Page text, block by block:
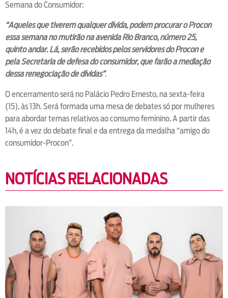
Semana do Consumidor:
“Aqueles que tiverem qualquer dívida, podem procurar o Procon
essa semana no mutirão na avenida Rio Branco, número 25,
quinto andar. Lá, serão recebidos pelos servidores do Procon e
pela Secretaria de defesa do consumidor, que farão a mediação
dessa renegociação de dívidas”.
O encerramento será no Palácio Pedro Ernesto, na sexta-feira
(15), às 13h. Será formada uma mesa de debates só por mulheres
para abordar temas relativos ao consumo feminino. A partir das
14h, é a vez do debate final e da entrega da medalha “amigo do
consumidor-Procon”.
NOTÍCIAS RELACIONADAS